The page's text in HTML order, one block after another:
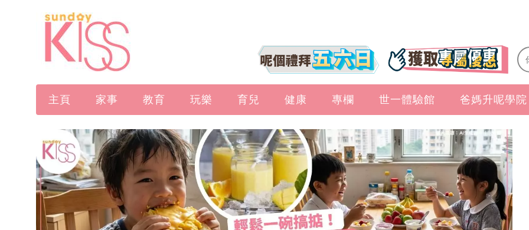
主頁 家事 教育 玩樂 育兒 健康 專欄 世一體驗館 爸媽升呢學院